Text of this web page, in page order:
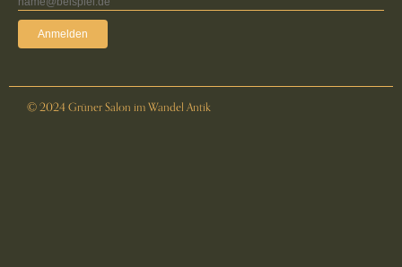
Anmelden
© 2024 Grüner Salon im Wandel Antik